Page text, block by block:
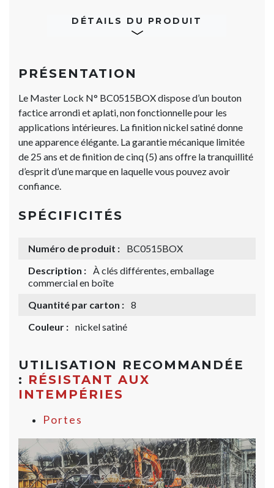
DÉTAILS DU PRODUIT
PRÉSENTATION
Le Master Lock N° BC0515BOX dispose d’un bouton
factice arrondi et aplati, non fonctionnelle pour les
applications intérieures. La finition nickel satiné donne
une apparence élégante. La garantie mécanique limitée
de 25 ans et de finition de cinq (5) ans offre la tranquillité
d’esprit d’une marque en laquelle vous pouvez avoir
confiance.
SPÉCIFICITÉS
Numéro de produit :
BC0515BOX
Description : À clés différentes, emballage
commercial en boîte
Quantité par carton : 8
Couleur : nickel satiné
UTILISATION RECOMMANDÉE
: RÉSISTANT AUX
INTEMPÉRIES
Portes